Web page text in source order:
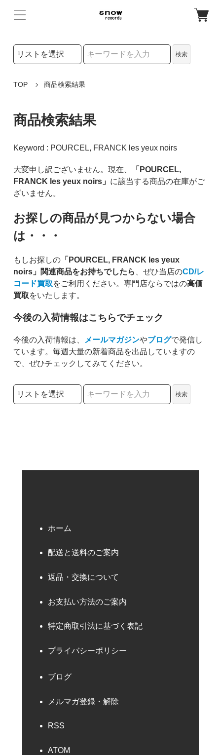
検索リストの選択
検索
TOP 商品検索結果
商品検索結果
Keyword : POURCEL, FRANCK les yeux noirs
大変申し訳ございません。現在、
「POURCEL,
FRANCK les yeux noirs」 に該当する商品の在庫がご
ざいません。
お探しの商品が見つからない場合
は・・・
もしお探しの「POURCEL, FRANCK les yeux
noirs」関連商品をお持ちでしたら 、ぜひ当店のCD/レ
コード買取をご利用ください。専門店ならではの高価
買取をいたします。
今後の入荷情報はこちらでチェック
今後の入荷情報は、 メールマガジンやブログで発信し
ています。毎週大量の新着商品を出品していますの
で、ぜひチェックしてみてください。
検索リストの選択
検索
ホーム
配送と送料のご案内
返品・交換について
お支払い方法のご案内
特定商取引法に基づく表記
プライバシーポリシー
ブログ
メルマガ登録・解除
RSS
ATOM